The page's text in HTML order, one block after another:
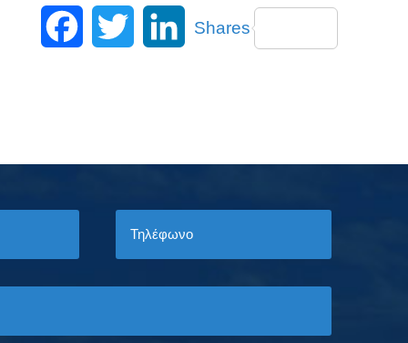
FacebookTwitter
Shares